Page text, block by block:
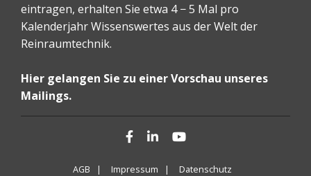
eintragen, erhalten Sie etwa 4 − 5 Mal pro
Kalenderjahr Wissenswertes aus der Welt der
Reinraumtechnik.
Hier gelangen Sie zu einer Vorschau unseres
Mailings.
AGB | Impressum | Datenschutz
Facebook
LinkedInYouTube